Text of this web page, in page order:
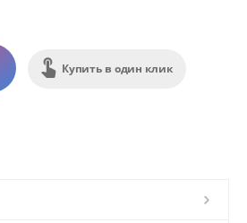
Купить в один клик